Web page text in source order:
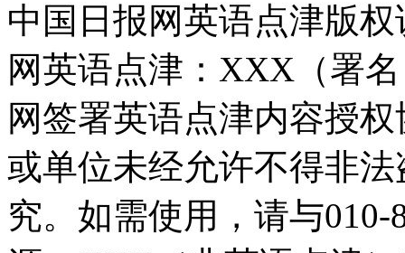
中国日报网英语点津版
网英语点津：XXX（署
网签署英语点津内容授
或单位未经允许不得非
究。如需使用，请与010-